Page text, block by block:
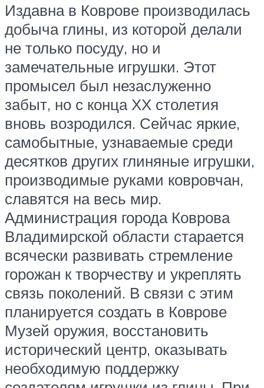
Издавна в Коврове производилась
добыча глины, из которой делали
не только посуду, но и
замечательные игрушки. Этот
промысел был незаслуженно
забыт, но с конца ХХ столетия
вновь возродился. Сейчас яркие,
самобытные, узнаваемые среди
десятков других глиняные игрушки,
производимые руками ковровчан,
славятся на весь мир.
Администрация города Коврова
Владимирской области старается
всячески развивать стремление
горожан к творчеству и укреплять
связь поколений. В связи с этим
планируется создать в Коврове
Музей оружия, восстановить
исторический центр, оказывать
необходимую поддержку